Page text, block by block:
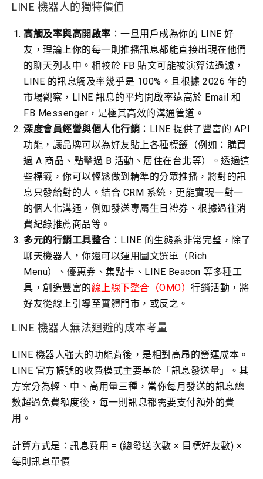
LINE 機器人的獨特價值
高觸及率與高開啟率 ：一旦用戶成為你的 LINE 好
友，理論上你的每一則推播訊息都能直接出現在他們
的聊天列表中。相較於 FB 貼文可能被演算法過濾，
LINE 的訊息觸及率幾乎是 100%。且根據 2026 年的
市場觀察，LINE 訊息的平均開啟率遠高於 Email 和
FB Messenger，是極其高效的溝通管道。
深度會員經營與個人化行銷 ：LINE 提供了豐富的 API
功能，讓品牌可以為好友貼上各種標籤（例如：購買
過 A 商品、點擊過 B 活動、居住在台北等）。透過這
些標籤，你可以輕鬆做到精準的分眾推播，將對的訊
息只發給對的人。結合 CRM 系統，更能實現一對一
的個人化溝通，例如發送專屬生日禮券、根據過往消
費紀錄推薦商品等。
多元的行銷工具整合 ：LINE 的生態系非常完整，除了
聊天機器人，你還可以運用圖文選單（Rich
Menu）、優惠券、集點卡、LINE Beacon 等多種工
具，創造豐富的線上線下整合（OMO） 行銷活動，將
好友從線上引導至實體門市，或反之。
LINE 機器人無法迴避的成本考量
LINE 機器人強大的功能背後，是相對高昂的營運成本。
LINE 官方帳號的收費模式主要基於「訊息發送量」。其
方案分為輕、中、高用量三種，當你每月發送的訊息總
數超過免費額度後，每一則訊息都需要支付額外的費
用。
計算方式是： 訊息費用 = (總發送次數 × 目標好友數) ×
每則訊息單價